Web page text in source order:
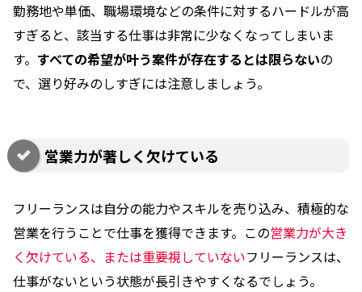
勤務地や単価、職場環境などの条件に対するハードルが高
すぎると、該当する仕事は非常に少なくなってしまいま
す。 すべての希望が叶う案件が存在するとは限らないの
で、選り好みのしすぎには注意しましょう。
営業力が著しく欠けている
フリーランスは自分の能力やスキルを売り込み、積極的な
営業を行うことで仕事を獲得できます。この営業力が大き
く欠けている、または重要視していないフリーランスは、
仕事がないという状態が長引きやすくなるでしょう。